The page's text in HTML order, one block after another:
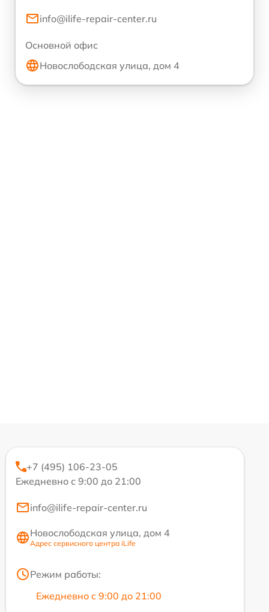
info@ilife-repair-center.ru
Основной офис
Новослободская улица, дом 4
+7 (495) 106-23-05
Ежедневно с 9:00 до 21:00
info@ilife-repair-center.ru
Новослободская улица, дом 4
Адрес сервисного центра iLife
Режим работы:
Ежедневно с 9:00 до 21:00